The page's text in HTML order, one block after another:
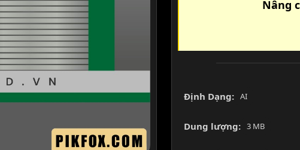
Nâng
Định Dạng: AI
Dung lượng: 3 MB